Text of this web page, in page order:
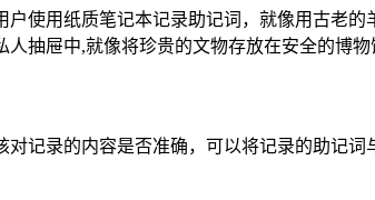
使用纸质笔记本记录助记词，就像用古老
抽屉中,就像将珍贵的文物存放在安全的博物
记录的内容是否准确，可以将记录的助记